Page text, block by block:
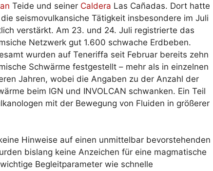
Teide und seiner Caldera Las Cañadas. Dort hatte
seismovulkansiche Tätigkeit insbesondere im Juli
verstärkt. Am 23. und 24. Juli registrierte das
Netzwerk gut 1.600 schwache Erdbeben.
wurden auf Teneriffa seit Februar bereits zehn
Schwärme festgestellt – mehr als in einzelnen
Jahren, wobei die Angaben zu der Anzahl der
beim IGN und INVOLCAN schwanken. Ein Teil
mit der Bewegung von Fluiden in größerer
Hinweise auf einen unmittelbar bevorstehenden
bislang keine Anzeichen für eine magmatische
Begleitparameter wie schnelle